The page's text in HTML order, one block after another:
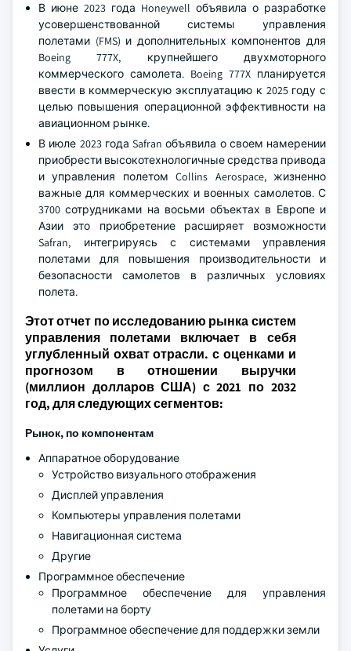
В июне 2023 года Honeywell объявила о разработке
усовершенствованной системы управления
полетами (FMS) и дополнительных компонентов для
Boeing 777X, крупнейшего двухмоторного
коммерческого самолета. Boeing 777X планируется
ввести в коммерческую эксплуатацию к 2025 году с
целью повышения операционной эффективности на
авиационном рынке.
В июле 2023 года Safran объявила о своем намерении
приобрести высокотехнологичные средства привода
и управления полетом Collins Aerospace, жизненно
важные для коммерческих и военных самолетов. С
3700 сотрудниками на восьми объектах в Европе и
Азии это приобретение расширяет возможности
Safran, интегрируясь с системами управления
полетами для повышения производительности и
безопасности самолетов в различных условиях
полета.
Этот отчет по исследованию рынка систем
управления полетами включает в себя
углубленный охват отрасли. с оценками и
прогнозом в отношении выручки
(миллион долларов США) с 2021 по 2032
год, для следующих сегментов:
Рынок, по компонентам
Аппаратное оборудование
Устройство визуального отображения
Дисплей управления
Компьютеры управления полетами
Навигационная система
Другие
Программное обеспечение
Программное обеспечение для управления
полетами на борту
Программное обеспечение для поддержки земли